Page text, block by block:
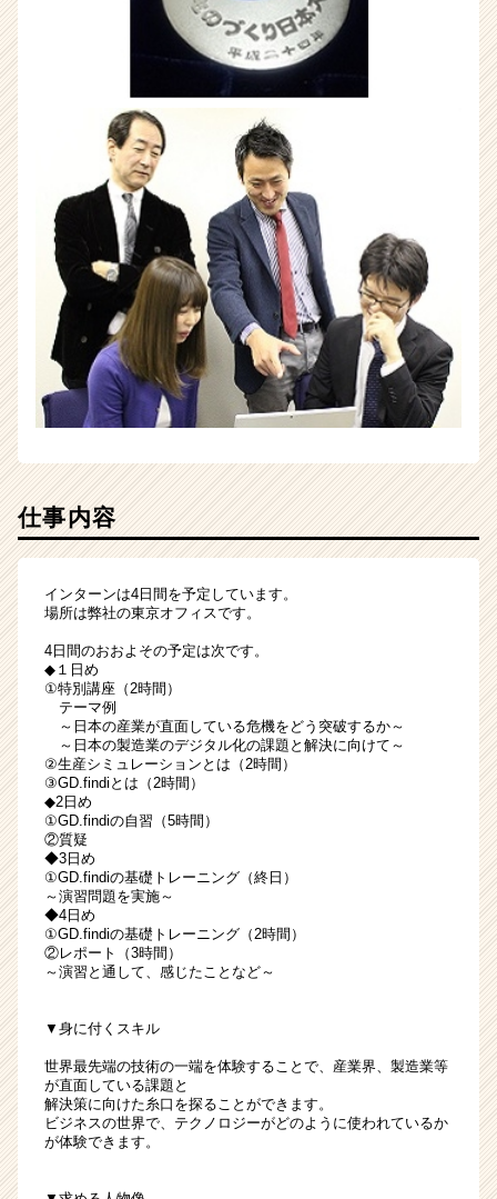
仕事内容
インターンは4日間を予定しています。
場所は弊社の東京オフィスです。
4日間のおおよその予定は次です。
◆１日め
①特別講座（2時間）
テーマ例
～日本の産業が直面している危機をどう突破するか～
～日本の製造業のデジタル化の課題と解決に向けて～
②生産シミュレーションとは（2時間）
③GD.findiとは（2時間）
◆2日め
①GD.findiの自習（5時間）
②質疑
◆3日め
①GD.findiの基礎トレーニング（終日）
～演習問題を実施～
◆4日め
①GD.findiの基礎トレーニング（2時間）
②レポート（3時間）
～演習と通して、感じたことなど～
▼身に付くスキル
世界最先端の技術の一端を体験することで、産業界、製造業等
が直面している課題と
解決策に向けた糸口を探ることができます。
ビジネスの世界で、テクノロジーがどのように使われているか
が体験できます。